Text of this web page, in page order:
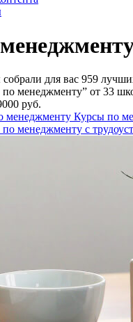
для вас 959
менеджменту” от 33
руб.
менеджменту Курсы по
менеджменту с